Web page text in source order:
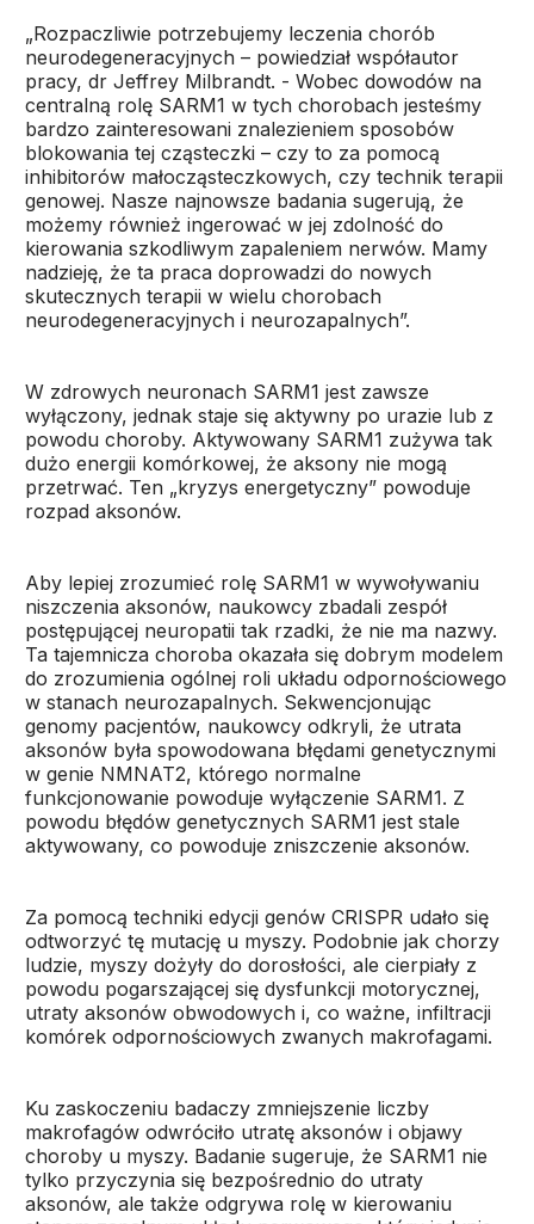
„Rozpaczliwie potrzebujemy leczenia chorób
neurodegeneracyjnych – powiedział współautor
pracy, dr Jeffrey Milbrandt. - Wobec dowodów na
centralną rolę SARM1 w tych chorobach jesteśmy
bardzo zainteresowani znalezieniem sposobów
blokowania tej cząsteczki – czy to za pomocą
inhibitorów małocząsteczkowych, czy technik terapii
genowej. Nasze najnowsze badania sugerują, że
możemy również ingerować w jej zdolność do
kierowania szkodliwym zapaleniem nerwów. Mamy
nadzieję, że ta praca doprowadzi do nowych
skutecznych terapii w wielu chorobach
neurodegeneracyjnych i neurozapalnych”.
W zdrowych neuronach SARM1 jest zawsze
wyłączony, jednak staje się aktywny po urazie lub z
powodu choroby. Aktywowany SARM1 zużywa tak
dużo energii komórkowej, że aksony nie mogą
przetrwać. Ten „kryzys energetyczny” powoduje
rozpad aksonów.
Aby lepiej zrozumieć rolę SARM1 w wywoływaniu
niszczenia aksonów, naukowcy zbadali zespół
postępującej neuropatii tak rzadki, że nie ma nazwy.
Ta tajemnicza choroba okazała się dobrym modelem
do zrozumienia ogólnej roli układu odpornościowego
w stanach neurozapalnych. Sekwencjonując
genomy pacjentów, naukowcy odkryli, że utrata
aksonów była spowodowana błędami genetycznymi
w genie NMNAT2, którego normalne
funkcjonowanie powoduje wyłączenie SARM1. Z
powodu błędów genetycznych SARM1 jest stale
aktywowany, co powoduje zniszczenie aksonów.
Za pomocą techniki edycji genów CRISPR udało się
odtworzyć tę mutację u myszy. Podobnie jak chorzy
ludzie, myszy dożyły do dorosłości, ale cierpiały z
powodu pogarszającej się dysfunkcji motorycznej,
utraty aksonów obwodowych i, co ważne, infiltracji
komórek odpornościowych zwanych makrofagami.
Ku zaskoczeniu badaczy zmniejszenie liczby
makrofagów odwróciło utratę aksonów i objawy
choroby u myszy. Badanie sugeruje, że SARM1 nie
tylko przyczynia się bezpośrednio do utraty
aksonów, ale także odgrywa rolę w kierowaniu